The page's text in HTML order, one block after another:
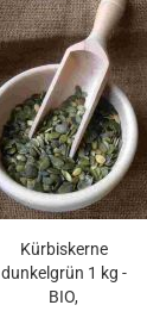
Kürbiskerne
dunkelgrün 1 kg -
BIO,